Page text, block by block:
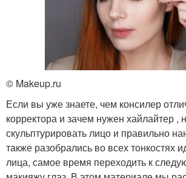
© Makeup.ru
Если вы уже знаете, чем консилер
корректора и зачем нужен хайлайтер ,
скульптурировать лицо и правильно
также разобрались во всех тонкостях
лица, самое время переходить к